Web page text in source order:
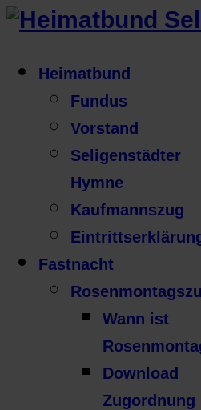
Heimatbund
Fundus
Vorstand
Seligenstädter
Hymne
Kaufmannszug
Fastnacht
Wann ist
Download
Zugordnung